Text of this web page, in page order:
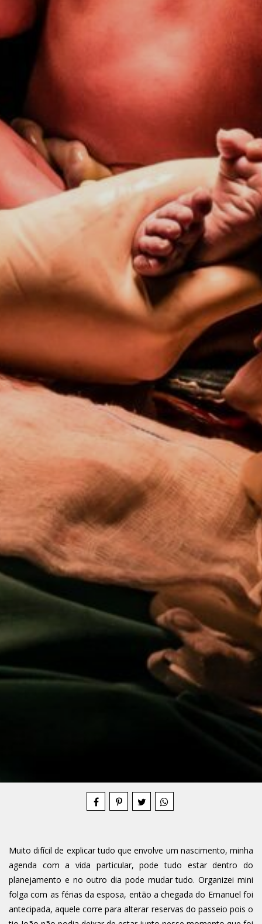
Muito difícil de explicar tudo que envolve um nascimento, minha
agenda com a vida particular, pode tudo estar dentro do
planejamento e no outro dia pode mudar tudo. Organizei mini
folga com as férias da esposa, então a chegada do Emanuel foi
antecipada, aquele corre para alterar reservas do passeio pois o